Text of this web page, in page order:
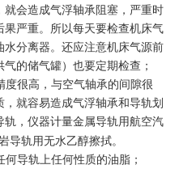
会造成气浮轴承阻塞，严重时
严重。所以每天要检查机床气
分离器。还应注意机床气源前
的储气罐）也要定期检查；
度很高，与空气轴承的间隙很
就容易造成气浮轴承和导轨划
， 仪器计量金属导轨用航空汽
轨用无水乙醇擦拭。
导轨上任何性质的油脂；